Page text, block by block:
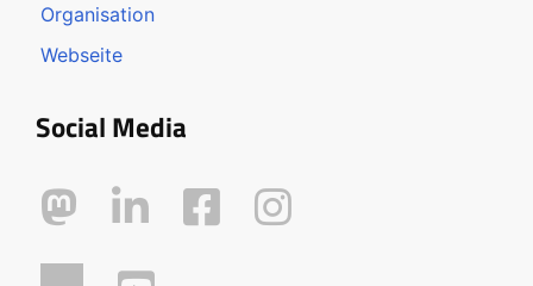
Organisation
Webseite
Social Media